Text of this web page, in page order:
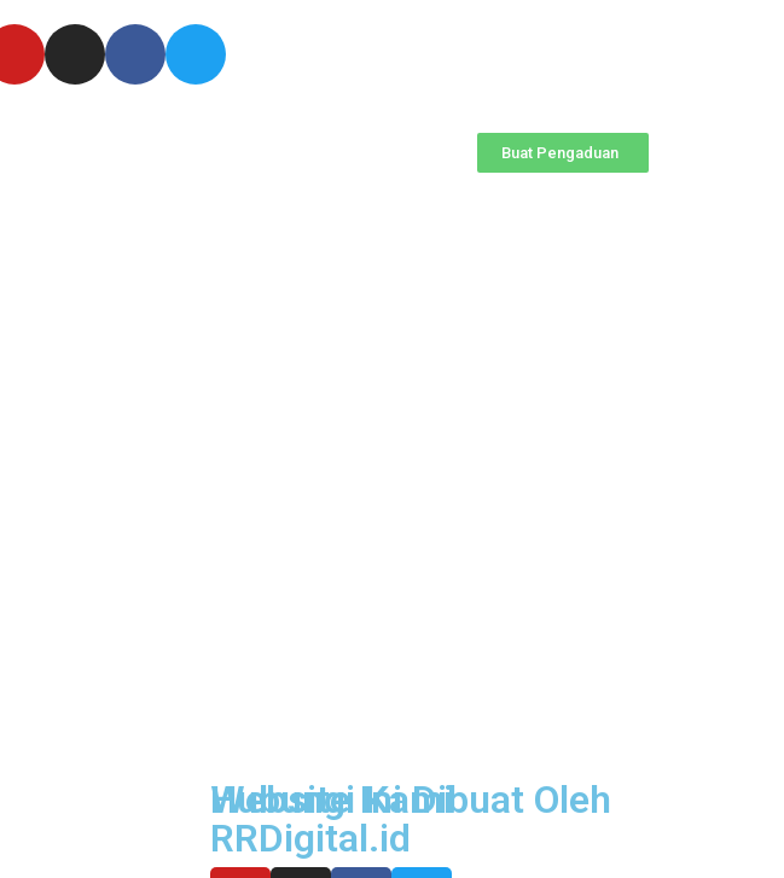
Buat Pengaduan
Hubungi Kami
Website Ini Dibuat Oleh
RRDigital.id